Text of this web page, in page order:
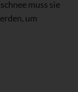
muss sie
um